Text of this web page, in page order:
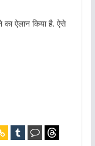
ऐलान किया है. ऐसे